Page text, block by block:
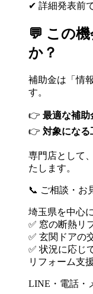
✔ 詳細発表前
💬 この
か？
補助金は「情
す。
👉 最適な補助
👉 対象になる
専門店として
たします。
📞 ご相談・お
埼玉県を中心に
✅ 窓の断熱リ
✅ 玄関ドアの
✅ 状況に応じ
リフォーム支
LINE・電話・